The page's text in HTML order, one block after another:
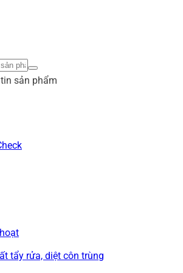
sản phẩm
tẩy rửa, diệt côn trùng